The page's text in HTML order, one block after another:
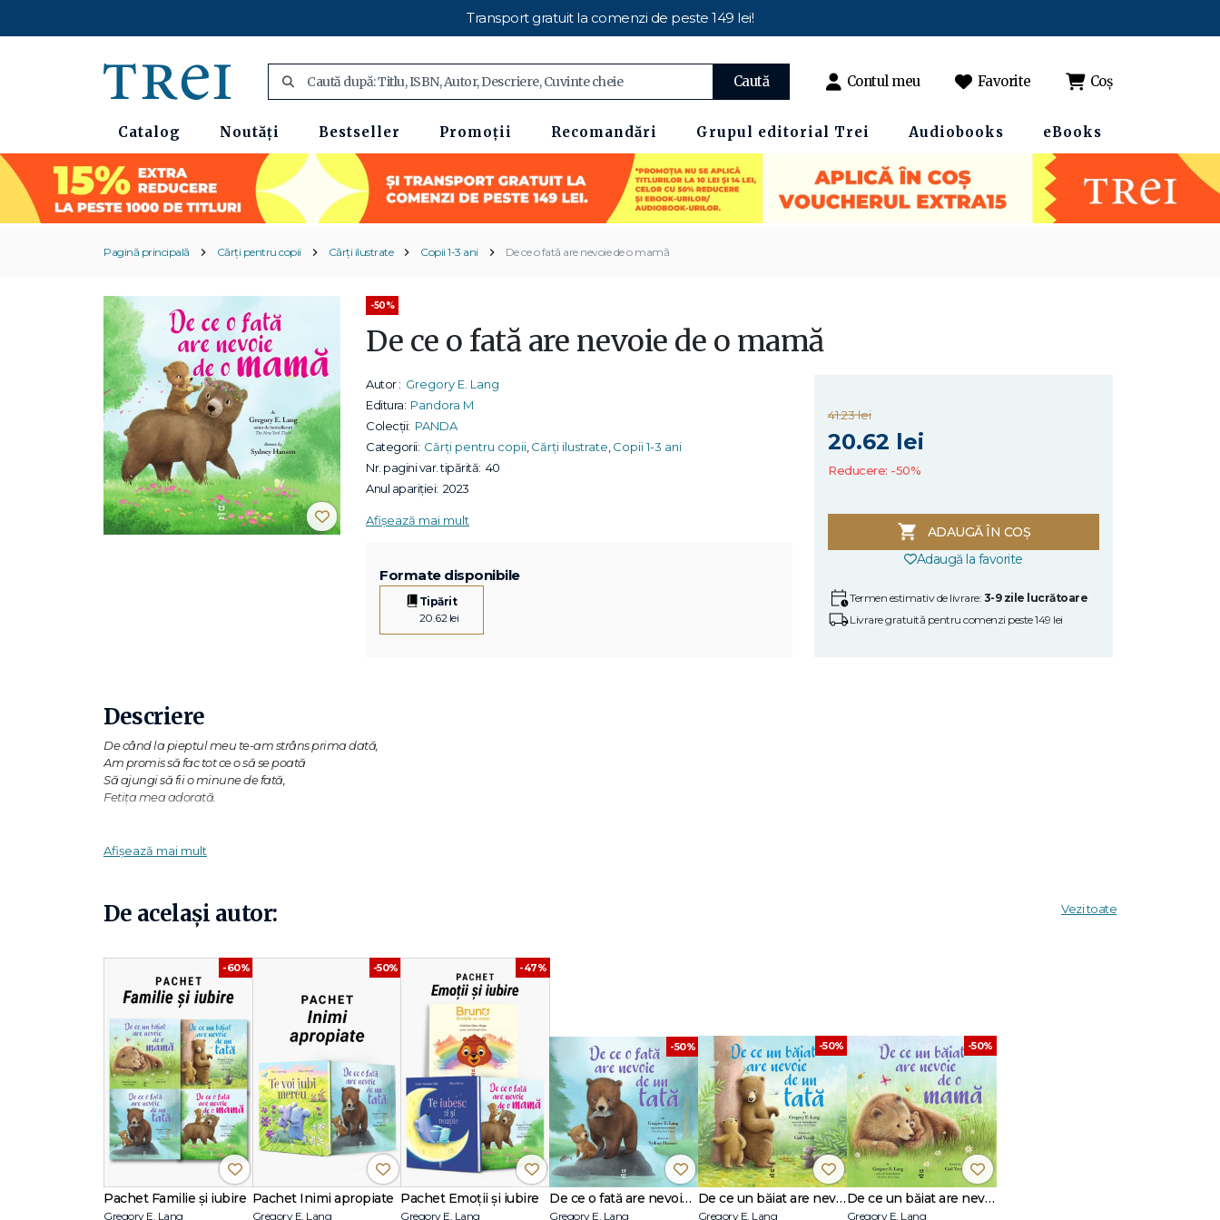
Transport gratuit la comenzi de peste 149 lei!
Caută Contul meu Favorite Coș
Catalog Noutăți Bestseller Promoții Recomandări Grupul editorial Trei Audiobooks eBooks
Pagină principală Cărți pentru copii Cărți ilustrate Copii 1-3 ani De ce o fată are nevoie de o mamă
-50%
De ce o fată are nevoie de o mamă
Autor : Gregory E. Lang
Editura: Pandora M
Colecții: PANDA
Categorii: Cărți pentru copii Cărți ilustrate Copii 1-3 ani
Nr. pagini var. tipărită: 40
Anul apariției: 2023
Afișează mai mult
Formate disponibile
Tipărit
20.62 lei
41.23 lei
20.62 lei
Reducere: -50%
ADAUGĂ ÎN COȘ
Adaugă la favorite
Termen estimativ de livrare: 3-9 zile lucrătoare
Livrare gratuită pentru comenzi peste 149 lei
Descriere
De când la pieptul meu te-am strâns prima dată,
Am promis să fac tot ce o să se poată
Să ajungi să fii o minune de fată,
Fetița mea adorată.
surprinde iubirea necondiționată dintre părinte și copil în versuri și ilustrații fermecătoare.
Afișează mai mult
De același autor: Vezi toate
-60%
Pachet Familie și iubire
Gregory E. Lang
-50%
Pachet Inimi apropiate
Gregory E. Lang
-47%
Pachet Emoții și iubire
Gregory E. Lang
-50%
De ce o fată are nevoie de un tată
Gregory E. Lang
-50%
De ce un băiat are nevoie de un tată
Gregory E. Lang
-50%
De ce un băiat are nevoie de o mamă
Gregory E. Lang